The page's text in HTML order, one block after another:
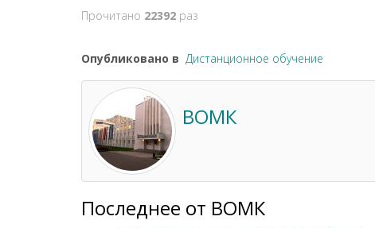
Прочитано 22392 раз
Опубликовано в Дистанционное обучение
ВОМК
Последнее от ВОМК